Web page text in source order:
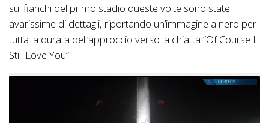
sui fianchi del primo stadio queste volte sono state
avarissime di dettagli, riportando un’immagine a nero per
tutta la durata dell’approccio verso la chiatta “Of Course I
Still Love You”.